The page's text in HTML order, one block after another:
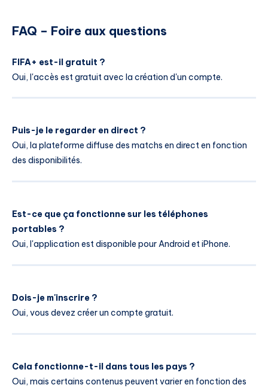
FAQ – Foire aux questions
FIFA+ est-il gratuit ?
Oui, l'accès est gratuit avec la création d'un compte.
Puis-je le regarder en direct ?
Oui, la plateforme diffuse des matchs en direct en fonction
des disponibilités.
Est-ce que ça fonctionne sur les téléphones
portables ?
Oui, l'application est disponible pour Android et iPhone.
Dois-je m'inscrire ?
Oui, vous devez créer un compte gratuit.
Cela fonctionne-t-il dans tous les pays ?
Oui, mais certains contenus peuvent varier en fonction des